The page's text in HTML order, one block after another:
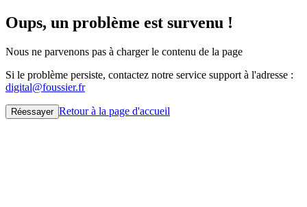
Oups, un problème est survenu !
Nous ne parvenons pas à charger le contenu de la page
Si le problème persiste, contactez notre service support à l'adresse :
digital@foussier.fr
Réessayer Retour à la page d'accueil